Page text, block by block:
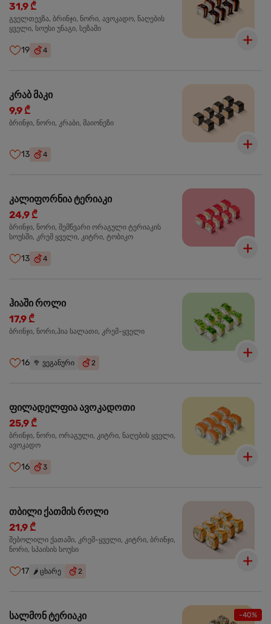
31,9 ₾
გველთევზა, ბრინჯი, ნორი, ავოკადო, ნაღების
ყველი, სოუსი უნაგი, სეზამი
19 4
კრაბ მაკი
9,9 ₾
ბრინჯი, ნორი, კრაბი, მაიონეზი
13 4
კალიფორნია ტერიაკი
24,9 ₾
ბრინჯი, ნორი, შემწვარი ორაგული ტერიაკის
სოუსში, კრემ ყველი, კიტრი, ტობიკო
13 4
ჰიაში როლი
17,9 ₾
ბრინჯი, ნორი,ჰია სალათი, კრემ-ყველი
16 🥦 ვეგანური 2
ფილადელფია ავოკადოთი
25,9 ₾
ბრინჯი, ნორი, ორაგული, კიტრი, ნაღების ყველი,
ავოკადო
16 3
თბილი ქათმის როლი
21,9 ₾
შებოლილი ქათამი, კრემ-ყველი, კიტრი, ბრინჯი,
ნორი, სპაისის სოუსი
17 🌶️ ცხარე 2
-40%
სალმონ ტერიაკი